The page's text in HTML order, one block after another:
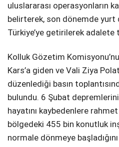
uluslararası operasyonların
belirterek, son dönemde yurt
Türkiye’ye getirilerek adalete
Kolluk Gözetim
Kars’a giden ve Vali Ziya
düzenlediği basın
bulundu. 6 Şubat
hayatını kaybedenlere
bölgedeki 455 bin konutluk
normale dönmeye